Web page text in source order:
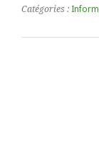
Catégories :